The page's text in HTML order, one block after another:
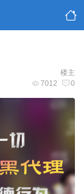
楼主
7012 0